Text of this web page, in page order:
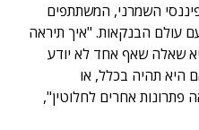
השמרני, המשתתפים
עולם הבנקאות. "איך תיראה
שאלה שאף אחד לא יודע
היא תהיה בכלל, או
פתרונות אחרים לחלוטין",